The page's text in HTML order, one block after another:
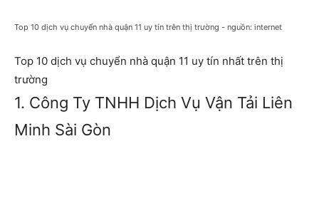
Top 10 dịch vụ chuyển nhà quận 11 uy tín trên thị trường - nguồn: internet
Top 10 dịch vụ chuyển nhà quận 11 uy tín nhất trên thị
trường
1. Công Ty TNHH Dịch Vụ Vận Tải Liên
Minh Sài Gòn